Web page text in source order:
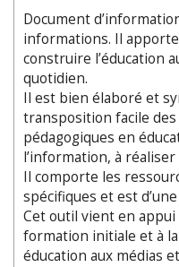
Document
informations. Il
construire l’éducation
quotidien.
Il est bien élaboré et
transposition facile des
pédagogiques en
l’information, à réaliser
Il comporte les
spécifiques et est
Cet outil vient en
formation initiale et à
éducation aux médias